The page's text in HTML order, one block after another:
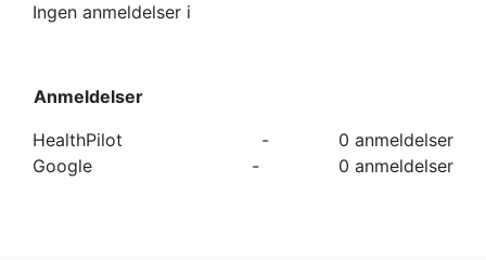
Ingen anmeldelser i
Anmeldelser
HealthPilot
-
0 anmeldelser
Google
- 0 anmeldelser